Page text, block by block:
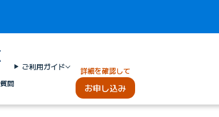
問
ご利用ガイド 詳細を確認して
お申し込み